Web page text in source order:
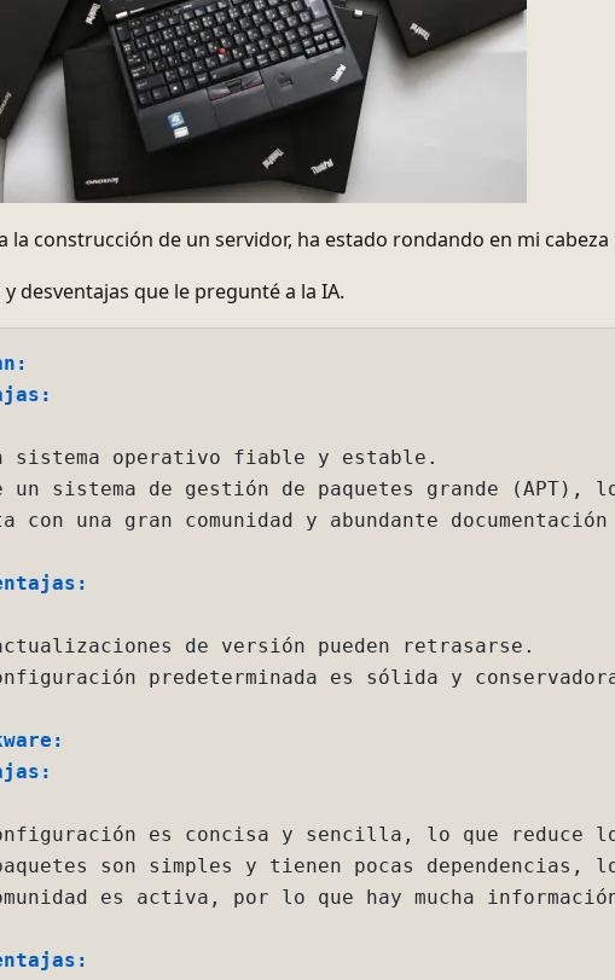
la construcción de un servidor, ha estado rondando en mi
y desventajas que le pregunté a la IA.
sistema operativo fiable y estable.
un sistema de gestión de paquetes grande (APT), lo que
con una gran comunidad y abundante documentación y soporte.
de versión pueden retrasarse.
es concisa y sencilla, lo que reduce los riesgos de
son simples y tienen pocas dependencias, lo que
de configuración y las operaciones del sistema son